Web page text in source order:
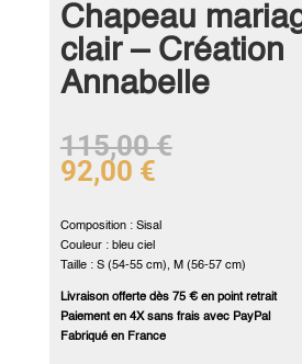
Chapeau
clair – Création
Annabelle
115,00€
92,00 €
Composition : Sisal
Couleur : bleu ciel
Taille : S (54-55 cm), M (56-57 cm)
Livraison offerte dès 75 € en point retrait
Paiement en 4X sans frais avec PayPal
Fabriqué en France